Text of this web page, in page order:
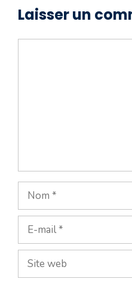
Laisser un
Nom
mail
Site
web